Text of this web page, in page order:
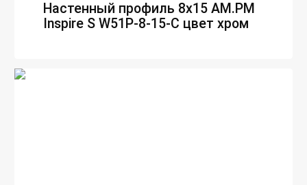
Настенный профиль 8х15 AM.PM
Inspire S W51P-8-15-C цвет хром